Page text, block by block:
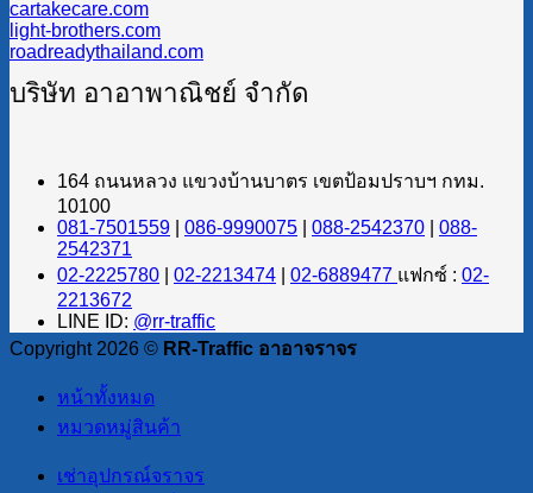
cartakecare.com
light-brothers.com
roadreadythailand.com
บริษัท อาอาพาณิชย์ จำกัด
164 ถนนหลวง แขวงบ้านบาตร เขตป้อมปราบฯ กทม.
10100
081-7501559
086-9990075 088-2542370
088-
2542371
02-2225780
02-2213474 02-6889477 แฟกซ์ : 02-
2213672
LINE ID: @rr-traffic
Copyright 2026 © RR-Traffic อาอาจราจร
หน้าทั้งหมด
หมวดหมู่สินค้า
เช่าอุปกรณ์จราจร